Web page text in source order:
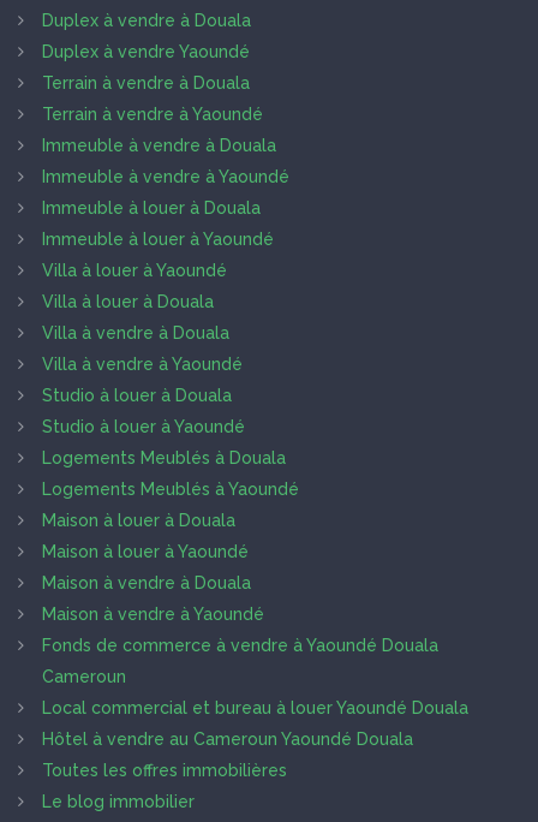
Duplex à vendre à Douala
Duplex à vendre Yaoundé
Terrain à vendre à Douala
Terrain à vendre à Yaoundé
Immeuble à vendre à Douala
Immeuble à vendre à Yaoundé
Immeuble à louer à Douala
Immeuble à louer à Yaoundé
Villa à louer à Yaoundé
Villa à louer à Douala
Villa à vendre à Douala
Villa à vendre à Yaoundé
Studio à louer à Douala
Studio à louer à Yaoundé
Logements Meublés à Douala
Logements Meublés à Yaoundé
Maison à louer à Douala
Maison à louer à Yaoundé
Maison à vendre à Douala
Maison à vendre à Yaoundé
Fonds de commerce à vendre à Yaoundé Douala
Cameroun
Local commercial et bureau à louer Yaoundé Douala
Hôtel à vendre au Cameroun Yaoundé Douala
Toutes les offres immobilières
Le blog immobilier